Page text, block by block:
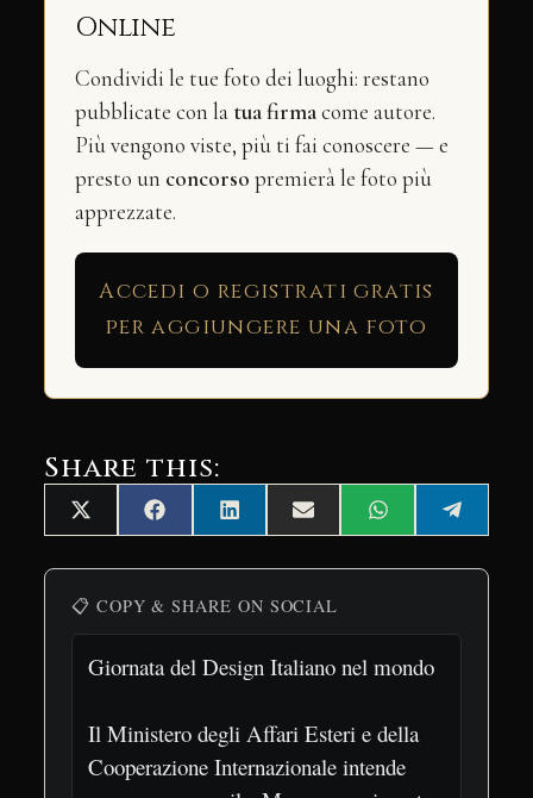
Online
Condividi le tue foto dei luoghi: restano
pubblicate con la tua firmacome autore.
Più vengono viste, più ti fai conoscere — e
presto un concorso premierà le foto più
apprezzate.
Accedi o registrati gratis
per aggiungere una foto
Share this:
Share
on
X
(Twitter)
Share
on
FacebookShare
on
LinkedInShare
on
Email Share
on
WhatsAppShare
on
📋 COPY & SHARE ON SOCIAL